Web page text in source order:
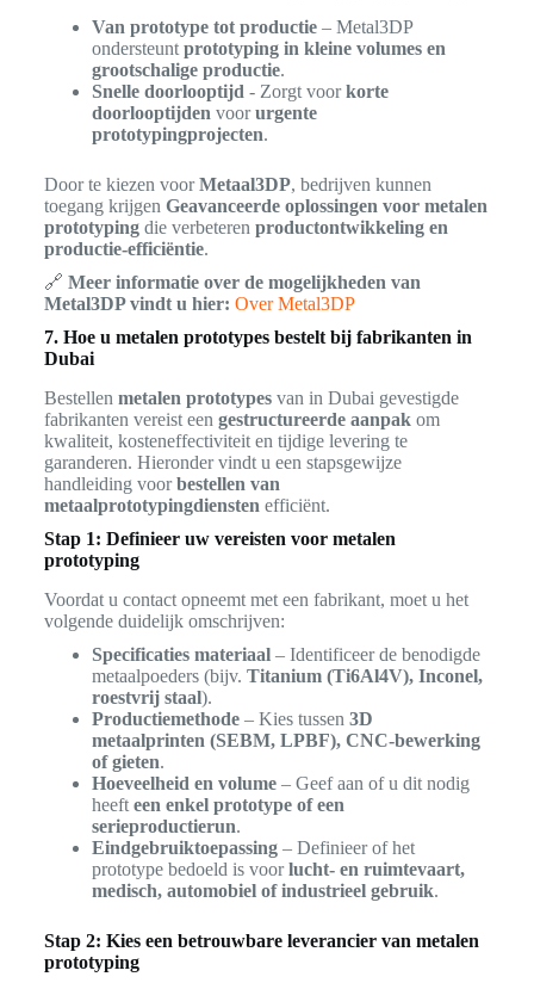
Van prototype tot productie– Metal3DP
ondersteunt prototyping in kleine volumes en
grootschalige productie.
Snelle doorlooptijd - Zorgt voorkorte
doorlooptijden voorurgente
prototypingprojecten.
Door te kiezen voorMetaal3DP, bedrijven kunnen
toegang krijgen Geavanceerde oplossingen voor metalen
prototypingdie verbeteren productontwikkeling en
productie-efficiëntie.
🔗 Meer informatie over de mogelijkheden van
Metal3DP vindt u hier: Over Metal3DP
7. Hoe u metalen prototypes bestelt bij fabrikanten in
Dubai
Bestellen metalen prototypesvan in Dubai gevestigde
fabrikanten vereist een gestructureerde aanpakom
kwaliteit, kosteneffectiviteit en tijdige levering te
garanderen. Hieronder vindt u een stapsgewijze
handleiding voorbestellen van
metaalprototypingdiensten efficiënt.
Stap 1: Definieer uw vereisten voor metalen
prototyping
Voordat u contact opneemt met een fabrikant, moet u het
volgende duidelijk omschrijven:
Specificaties materiaal– Identificeer de benodigde
metaalpoeders (bijv. Titanium (Ti6Al4V), Inconel,
roestvrij staal).
Productiemethode– Kies tussen 3D
metaalprinten (SEBM, LPBF), CNC-bewerking
of gieten.
Hoeveelheid en volume– Geef aan of u dit nodig
heeft een enkel prototype of een
serieproductierun.
Eindgebruiktoepassing– Definieer of het
prototype bedoeld is voorlucht- en ruimtevaart,
medisch, automobiel of industrieel gebruik.
Stap 2: Kies een betrouwbare leverancier van metalen
prototyping